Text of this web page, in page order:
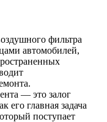
фильтра
автомобилей,
— это залог
его главная задача
поступает